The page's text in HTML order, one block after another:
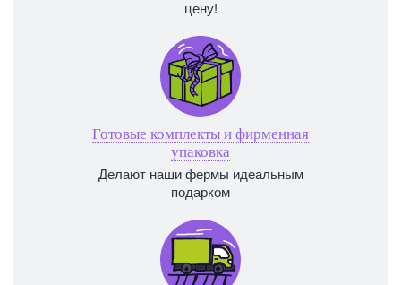
цену!
Готовые комплекты и фирменная
упаковка
Делают наши фермы идеальным
подарком